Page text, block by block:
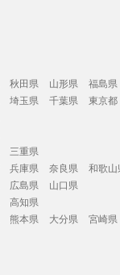
秋田県 山形県
福島県
埼玉県 千葉県 東京都
三重県
兵庫県 奈良県
和歌山
広島県
山口県
高知県
熊本県 大分県 宮崎県